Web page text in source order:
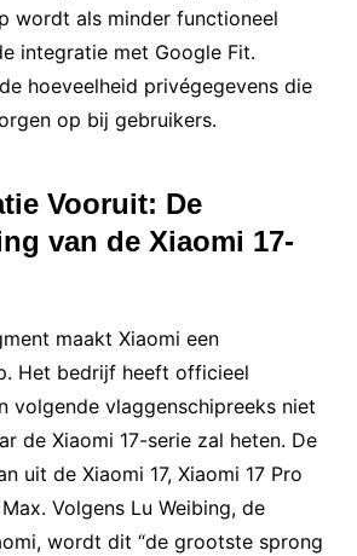
wordt als minder functioneel
integratie met Google Fit.
hoeveelheid privégegevens die
op bij gebruikers.
Vooruit: De
van de Xiaomi 17-
maakt Xiaomi een
Het bedrijf heeft officieel
volgende vlaggenschipreeks niet
de Xiaomi 17-serie zal heten. De
uit de Xiaomi 17, Xiaomi 17 Pro
Volgens Lu Weibing, de
wordt dit “de grootste sprong